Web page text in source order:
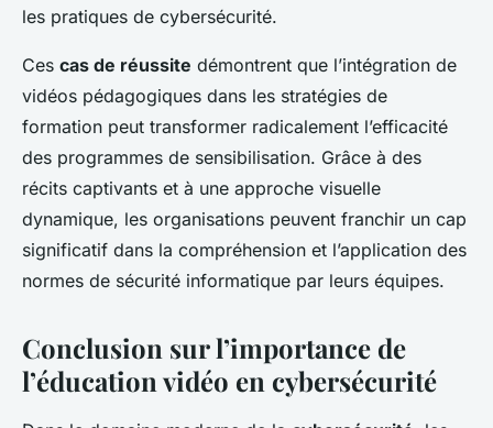
les pratiques de cybersécurité.
Ces cas de réussite démontrent que l’intégration de
vidéos pédagogiques dans les stratégies de
formation peut transformer radicalement l’efficacité
des programmes de sensibilisation. Grâce à des
récits captivants et à une approche visuelle
dynamique, les organisations peuvent franchir un cap
significatif dans la compréhension et l’application des
normes de sécurité informatique par leurs équipes.
Conclusion sur l’importance de
l’éducation vidéo en cybersécurité